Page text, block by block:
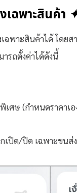
เฉพาะสินค้า
ฉพาะสินค้าได้ โดยส
ารถตั้งค่าได้ดังนี้
ศษ (กำหนดราคาเ
เปิด/ปิด เฉพาะขน